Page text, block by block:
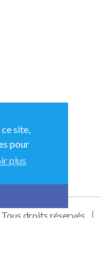
site,
pour
plus
droits réservés